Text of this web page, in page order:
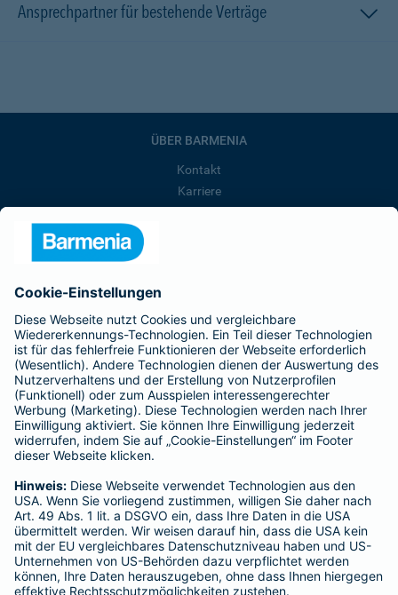
Ansprechpartner für bestehende Verträge
ÜBER BARMENIA
Kontakt
Karriere
Barmenia ist Teil der BarmeniaGothaer
BELIEBTE SEITEN
Kranken-Zusatzversicherung
Tierversicherungen
Haftpflichtversicherung
Hausratversicherung
Adresse ändern
Schaden melden
Kilometerstandsmeldung
Serviceübersicht